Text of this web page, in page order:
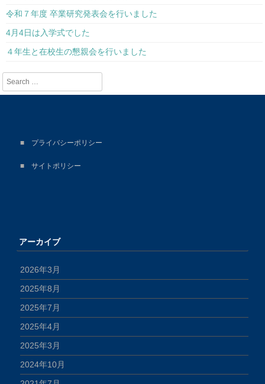
令和７年度 卒業研究発表会を行いました
4月4日は入学式でした
４年生と在校生の懇親会を行いました
Search
■ プライバシーポリシー
■ サイトポリシー
アーカイブ
2026年3月
2025年8月
2025年7月
2025年4月
2025年3月
2024年10月